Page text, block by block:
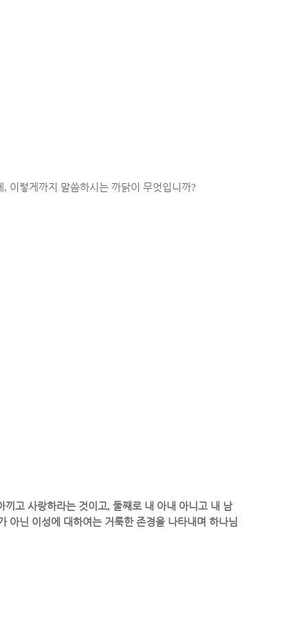
, 이렇게까지 말씀하시는 까닭이 무엇입니까?
끼고 사랑하라는 것이고, 둘째로 내 아내 아니고 내 남
아닌 이성에 대하여는 거룩한 존경을 나타내며 하나님